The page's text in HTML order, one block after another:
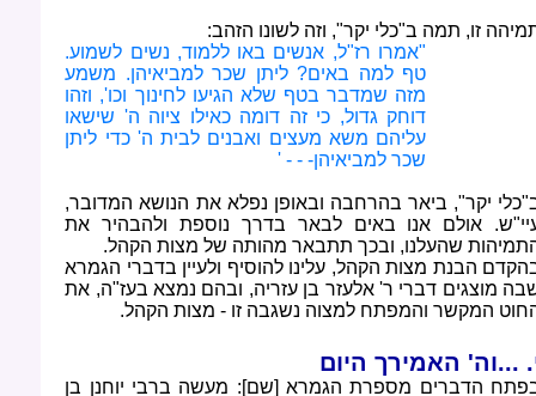
זו, תמה ב"כלי יקר", וזה לשונו הזהב:
"אמרו רז"ל, אנשים באו ללמוד, נשים לשמוע.
טף למה באים? ליתן שכר למביאיהן. משמע
מזה שמדבר בטף שלא הגיעו לחינוך וכו', וזהו
דוחק גדול, כי זה דומה כאילו ציוה ה' שישאו
עליהם משא מעצים ואבנים לבית ה' כדי ליתן
שכר למביאיהן' - - -
יקר", ביאר בהרחבה ובאופן נפלא את הנושא המדובר,
אולם אנו באים לבאר בדרך נוספת ולהבהיר את
שהעלנו, ובכך תתבאר מהותה של מצות הקהל.
הבנת מצות הקהל, עלינו להוסיף ולעיין בדברי הגמרא
מוצגים דברי ר' אלעזר בן עזריה, ובהם נמצא בעז"ה, את
המקשר והמפתח למצוה נשגבה זו - מצות הקהל.
...וה' האמירך היום
הדברים מספרת הגמרא [שם]: מעשה ברבי יוחנן בן